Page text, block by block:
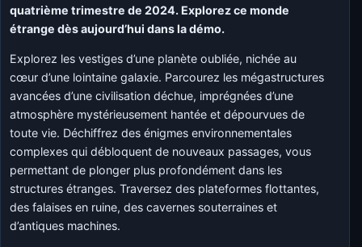
quatrième trimestre de 2024. Explorez ce monde
étrange dès aujourd’hui dans la démo.
Explorez les vestiges d’une planète oubliée, nichée au
cœur d’une lointaine galaxie. Parcourez les mégastructures
avancées d’une civilisation déchue, imprégnées d’une
atmosphère mystérieusement hantée et dépourvues de
toute vie. Déchiffrez des énigmes environnementales
complexes qui débloquent de nouveaux passages, vous
permettant de plonger plus profondément dans les
structures étranges. Traversez des plateformes flottantes,
des falaises en ruine, des cavernes souterraines et
d’antiques machines.